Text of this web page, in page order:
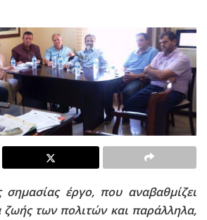
σημασίας έργο, που αναβαθμίζει
ζωής των πολιτών και παράλληλα,